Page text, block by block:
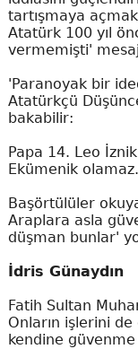
tartışmaya açmak
Atatürk 100 yıl
vermemişti'
'Paranoyak bir
Atatürkçü
bakabilir:
Papa 14. Leo
Ekümenik
Başörtülüler
Araplara asla
düşman bunlar'
İdris Günaydın
Fatih Sultan
Onların işlerini
kendine